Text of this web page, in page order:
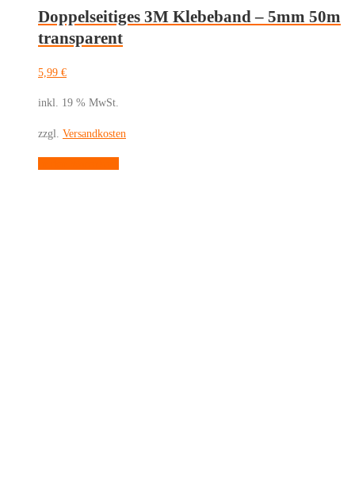
Doppelseitiges 3M Klebeband – 5mm 50m
transparent
5,99 €
inkl. 19 % MwSt.
zzgl. Versandkosten